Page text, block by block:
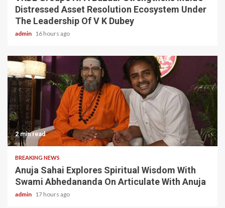
Distressed Asset Resolution Ecosystem Under
The Leadership Of V K Dubey
admin 16 hours ago
2 min read
BREAKING NEWS
Anuja Sahai Explores Spiritual Wisdom With
Swami Abhedananda On Articulate With Anuja
admin 17 hours ago